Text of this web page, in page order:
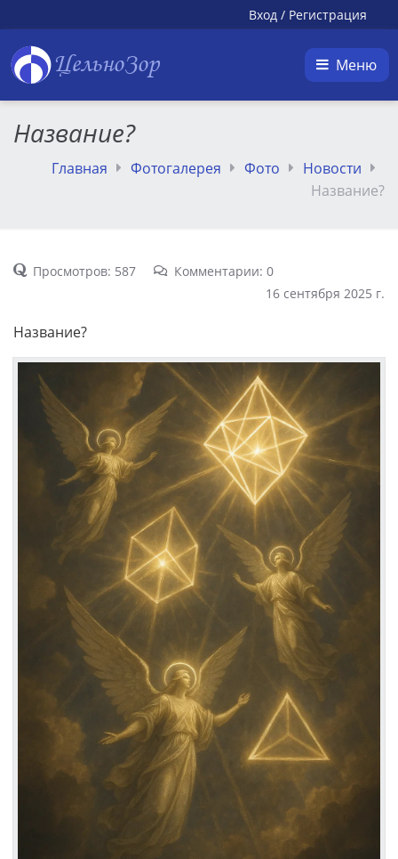
Вход / Регистрация
ЦельноЗор Меню
Название?
Главная Фотогалерея Фото
Новости
Название?
Просмотров: 587
Комментарии: 0
16 сентября 2025 г.
Название?